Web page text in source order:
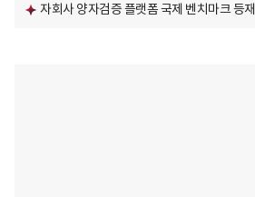
자회사 양자검증 플랫폼 국제 벤치마크 등재